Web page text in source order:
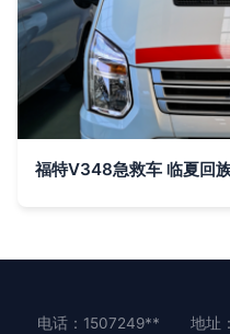
电话：1507249** 地址